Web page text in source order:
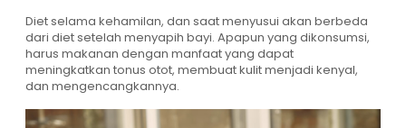
Diet selama kehamilan, dan saat menyusui akan berbeda
dari diet setelah menyapih bayi. Apapun yang dikonsumsi,
harus makanan dengan manfaat yang dapat
meningkatkan tonus otot, membuat kulit menjadi kenyal,
dan mengencangkannya.